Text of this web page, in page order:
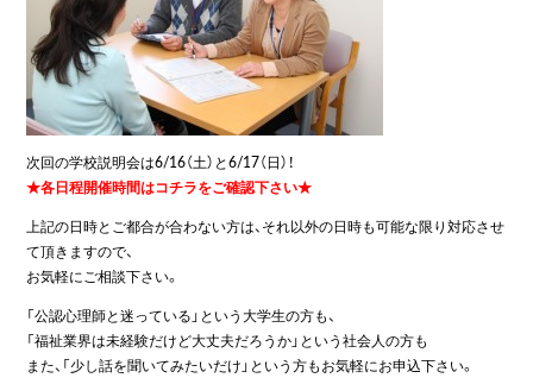
次回の学校説明会は6/16（土）と6/17（日）！
★各日程開催時間はコチラをご確認下さい★
上記の日時とご都合が合わない方は、それ以外の日時も可能な限り対応させ
て頂きますので、
お気軽にご相談下さい。
「公認心理師と迷っている」という大学生の方も、
「福祉業界は未経験だけど大丈夫だろうか」という社会人の方も
また、「少し話を聞いてみたいだけ」という方もお気軽にお申込下さい。